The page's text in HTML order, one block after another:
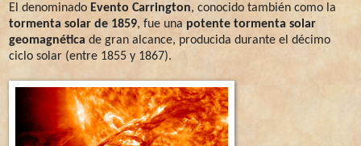
El denominado Evento Carrington, conocido también como la
tormenta solar de 1859, fue una potente tormenta solar
geomagnética de gran alcance, producida durante el décimo
ciclo solar (entre 1855 y 1867).